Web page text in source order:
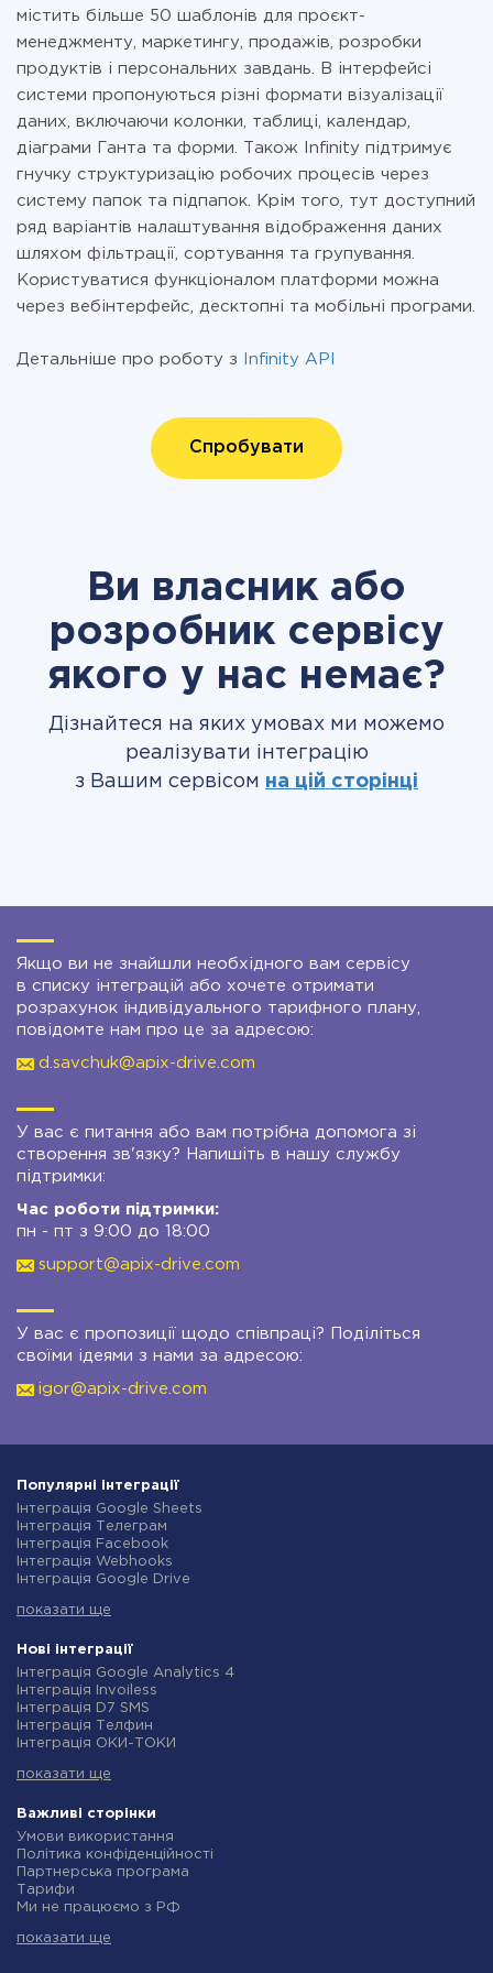
містить більше 50 шаблонів для проєкт-
менеджменту, маркетингу, продажів, розробки
продуктів і персональних завдань. В інтерфейсі
системи пропонуються різні формати візуалізації
даних, включаючи колонки, таблиці, календар,
діаграми Ганта та форми. Також Infinity підтримує
гнучку структуризацію робочих процесів через
систему папок та підпапок. Крім того, тут доступний
ряд варіантів налаштування відображення даних
шляхом фільтрації, сортування та групування.
Користуватися функціоналом платформи можна
через вебінтерфейс, десктопні та мобільні програми.
Детальніше про роботу з Infinity API
Спробувати
Ви власник або
розробник сервісу
якого у нас немає?
Дізнайтеся на яких умовах ми можемо
реалізувати інтеграцію
з Вашим сервісом на цій сторінці
Якщо ви не знайшли необхідного вам сервісу
в списку інтеграцій або хочете отримати
розрахунок індивідуального тарифного плану,
повідомте нам про це за адресою:
d.savchuk@apix-drive.com
У вас є питання або вам потрібна допомога зі
створення зв'язку? Напишіть в нашу службу
підтримки:
Час роботи підтримки:
пн - пт з 9:00 до 18:00
support@apix-drive.com
У вас є пропозиції щодо співпраці? Поділіться
своїми ідеями з нами за адресою:
igor@apix-drive.com
Популярні інтеграції
Інтеграція Google Sheets
Інтеграція Телеграм
Інтеграція Facebook
Інтеграція Webhooks
Інтеграція Google Drive
Інтеграція Gmail
Інтеграція Rozetka
Інтеграція OpenAI (ChatGPT)
Інтеграція Binotel
Інтеграція Prom
Інтеграція Приват24
Інтеграція OLX
Інтеграція SendPulse
Інтеграція Stream Telecom
Інтеграція Google Analytics
Інтеграція Creatio
Інтеграція Ringostat
Інтеграція Google Calendar
Інтеграція Airtable
показати ще
Нові інтеграції
Інтеграція Google Analytics 4
Інтеграція Invoiless
Інтеграція D7 SMS
Інтеграція Телфин
Інтеграція ОКИ-ТОКИ
Інтеграція Microsoft Dynamics 365
Інтеграція TxtSync
Інтеграція Wire2Air
Інтеграція Corezoid
Інтеграція Infobip
Інтеграція Instasent
Інтеграція AtomPark
Інтеграція Campaign Monitor
показати ще
Важливі сторінки
Умови використання
Політика конфіденційності
Партнерська програма
Тарифи
Ми не працюємо з РФ
Індивідуальна розробка
показати ще